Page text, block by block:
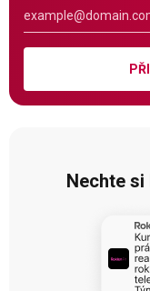
Nechte si